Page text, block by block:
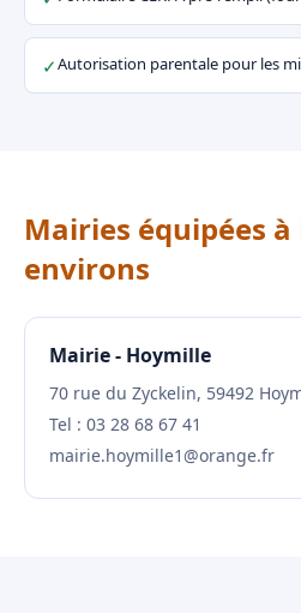
✓Autorisation parentale pour les
Mairies équipées
environs
Mairie - Hoymille
70 rue du Zyckelin, 59492
Tel : 03 28 68 67 41
mairie.hoymille1@orange.fr